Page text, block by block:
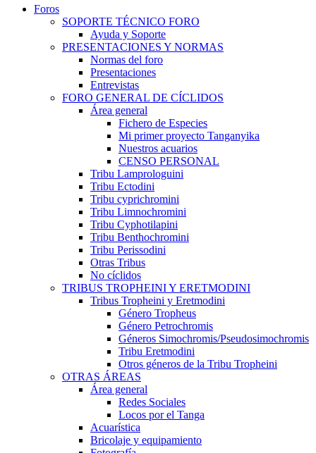
Foros
SOPORTE TÉCNICO FORO
Ayuda y Soporte
PRESENTACIONES Y NORMAS
Normas del foro
Presentaciones
Entrevistas
FORO GENERAL DE CÍCLIDOS
Área general
Fichero de Especies
Mi primer proyecto Tanganyika
Nuestros acuarios
CENSO PERSONAL
Tribu Lamprologuini
Tribu Ectodini
Tribu cyprichromini
Tribu Limnochromini
Tribu Cyphotilapini
Tribu Benthochromini
Tribu Perissodini
Otras Tribus
No cíclidos
TRIBUS TROPHEINI Y ERETMODINI
Tribus Tropheini y Eretmodini
Género Tropheus
Género Petrochromis
Géneros Simochromis/Pseudosimochromis
Tribu Eretmodini
Otros géneros de la Tribu Tropheini
OTRAS ÁREAS
Área general
Redes Sociales
Locos por el Tanga
Acuarística
Bricolaje y equipamiento